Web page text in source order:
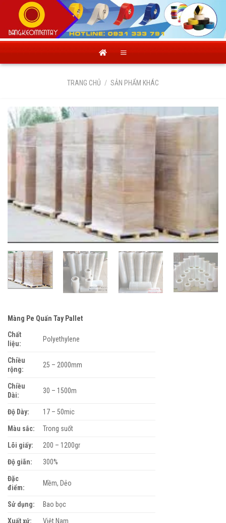
content
TRANG CHỦ / SẢN PHẨM KHÁC
Màng Pe Quấn Tay Pallet
Chất
liệu:
Polyethylene
Chiều
rộng:
25 – 2000mm
Chiều
Dài:
30 – 1500m
Độ Dày: 17 – 50mic
Màu sắc: Trong suốt
Lõi giấy: 200 – 1200gr
Độ giãn: 300%
Đặc
điểm:
Mềm, Dẻo
Sử dụng: Bao bọc
Xuất xứ: Việt Nam